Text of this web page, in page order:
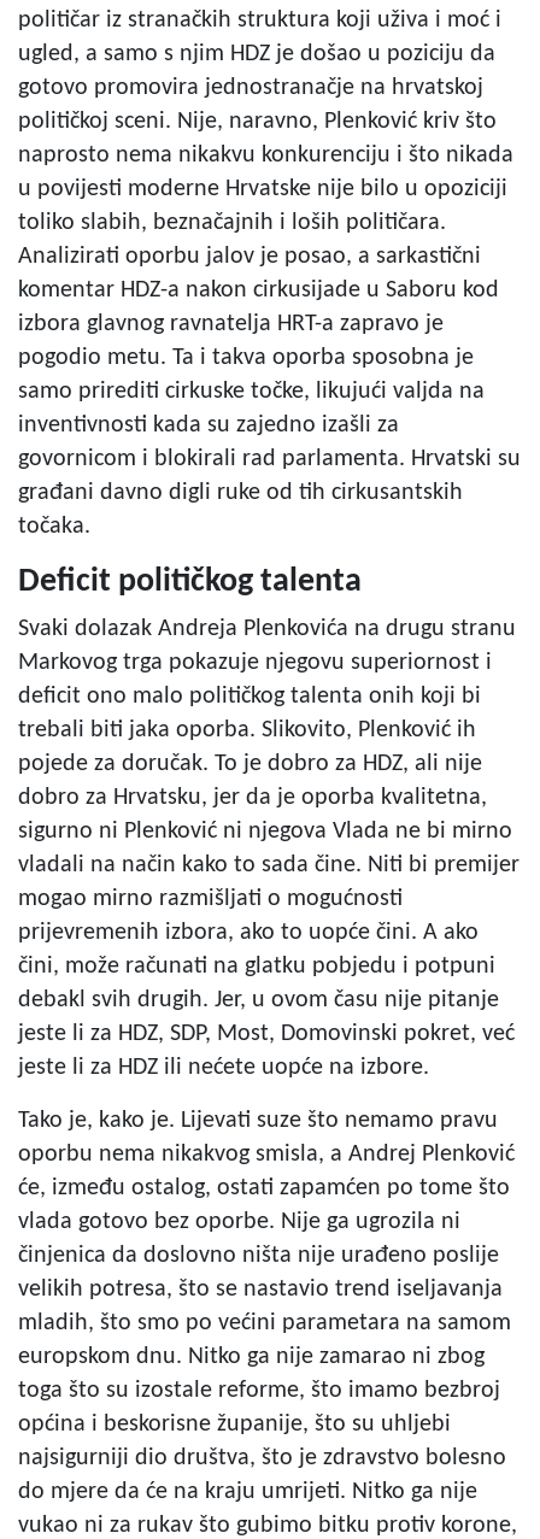
političar iz stranačkih struktura koji uživa i moć i
ugled, a samo s njim HDZ je došao u poziciju da
gotovo promovira jednostranačje na hrvatskoj
političkoj sceni. Nije, naravno, Plenković kriv što
naprosto nema nikakvu konkurenciju i što nikada
u povijesti moderne Hrvatske nije bilo u opoziciji
toliko slabih, beznačajnih i loših političara.
Analizirati oporbu jalov je posao, a sarkastični
komentar HDZ-a nakon cirkusijade u Saboru kod
izbora glavnog ravnatelja HRT-a zapravo je
pogodio metu. Ta i takva oporba sposobna je
samo prirediti cirkuske točke, likujući valjda na
inventivnosti kada su zajedno izašli za
govornicom i blokirali rad parlamenta. Hrvatski su
građani davno digli ruke od tih cirkusantskih
točaka.
Deficit političkog talenta
Svaki dolazak Andreja Plenkovića na drugu stranu
Markovog trga pokazuje njegovu superiornost i
deficit ono malo političkog talenta onih koji bi
trebali biti jaka oporba. Slikovito, Plenković ih
pojede za doručak. To je dobro za HDZ, ali nije
dobro za Hrvatsku, jer da je oporba kvalitetna,
sigurno ni Plenković ni njegova Vlada ne bi mirno
vladali na način kako to sada čine. Niti bi premijer
mogao mirno razmišljati o mogućnosti
prijevremenih izbora, ako to uopće čini. A ako
čini, može računati na glatku pobjedu i potpuni
debakl svih drugih. Jer, u ovom času nije pitanje
jeste li za HDZ, SDP, Most, Domovinski pokret, već
jeste li za HDZ ili nećete uopće na izbore.
Tako je, kako je. Lijevati suze što nemamo pravu
oporbu nema nikakvog smisla, a Andrej Plenković
će, između ostalog, ostati zapamćen po tome što
vlada gotovo bez oporbe. Nije ga ugrozila ni
činjenica da doslovno ništa nije urađeno poslije
velikih potresa, što se nastavio trend iseljavanja
mladih, što smo po većini parametara na samom
europskom dnu. Nitko ga nije zamarao ni zbog
toga što su izostale reforme, što imamo bezbroj
općina i beskorisne županije, što su uhljebi
najsigurniji dio društva, što je zdravstvo bolesno
do mjere da će na kraju umrijeti. Nitko ga nije
vukao ni za rukav što gubimo bitku protiv korone,